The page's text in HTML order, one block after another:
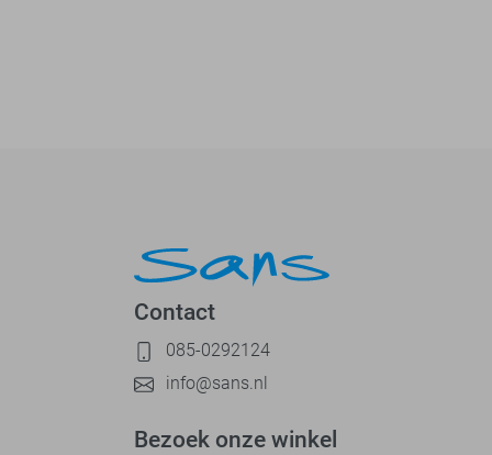
Contact
085-0292124
info@sans.nl
Bezoek onze winkel